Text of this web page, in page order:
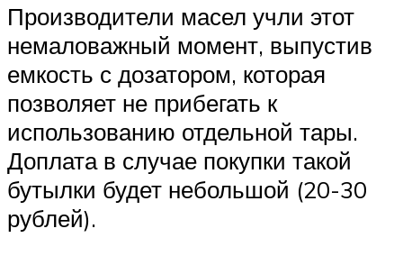
Производители масел учли этот
немаловажный момент, выпустив
емкость с дозатором, которая
позволяет не прибегать к
использованию отдельной тары.
Доплата в случае покупки такой
бутылки будет небольшой (20-30
рублей).